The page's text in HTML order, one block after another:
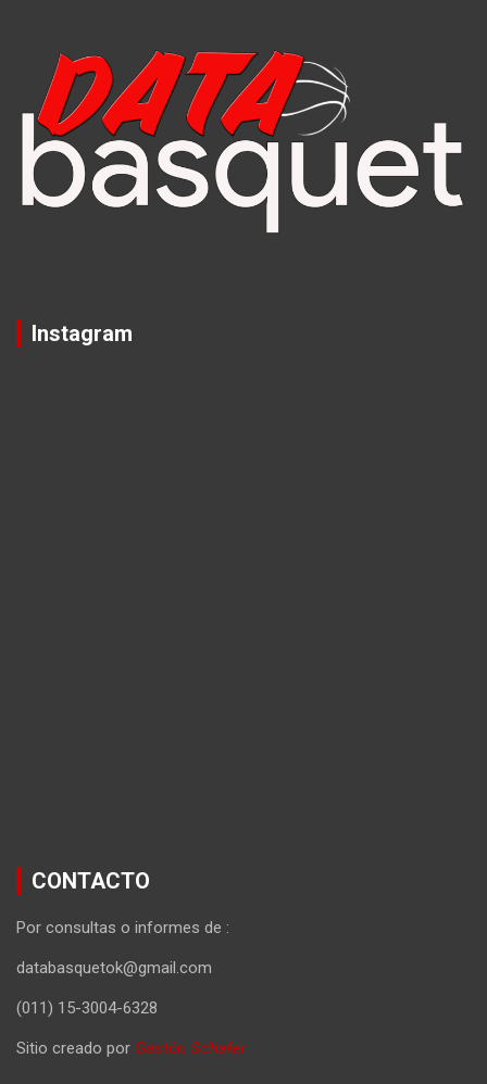
Instagram
CONTACTO
Por consultas o informes de :
databasquetok@gmail.com
(011) 15-3004-6328
Sitio creado por Gastón Schafer